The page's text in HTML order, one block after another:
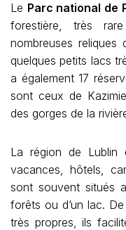
Le Parc national de
forestière, très
nombreuses
quelques petits lacs
a également 17
sont ceux de
des gorges de la
La région de Lublin
vacances, hôtels,
sont souvent situés
forêts ou d’un lac.
très propres, ils